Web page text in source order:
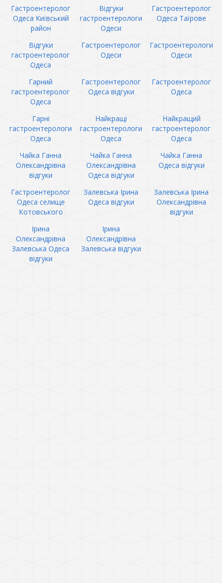
Гастроентеролог
Одеса Київський
район
Відгуки
гастроентерологи
Одеси
Гастроентеролог
Одеса Таїрове
Відгуки
гастроентеролог
Одеса
Гастроентеролог
Одеси
Гастроентерологи
Одеси
Гарний
гастроентеролог
Одеса
Гастроентеролог
Одеса відгуки
Гастроентеролог
Одеса
Гарні
гастроентерологи
Одеса
Найкращі
гастроентерологи
Одеса
Найкращий
гастроентеролог
Одеса
Чайка Ганна
Олександрівна
відгуки
Чайка Ганна
Олександрівна
Одеса відгуки
Чайка Ганна
Одеса відгуки
Гастроентеролог
Одеса селище
Котовського
Залевська Ірина
Одеса відгуки
Залевська Ірина
Олександрівна
відгуки
Ірина
Олександрівна
Залевська Одеса
відгуки
Ірина
Олександрівна
Залевська відгуки